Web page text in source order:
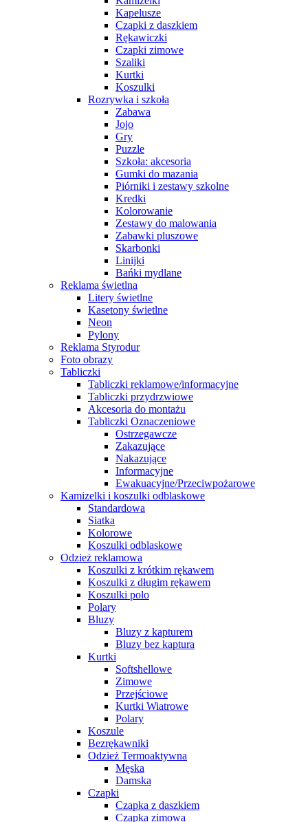
Kapelusze
Czapki z daszkiem
Rękawiczki
Czapki zimowe
Szaliki
Kurtki
Koszulki
Rozrywka i szkoła
Zabawa
Jojo
Gry
Puzzle
Szkoła: akcesoria
Gumki do mazania
Piórniki i zestawy szkolne
Kredki
Kolorowanie
Zestawy do malowania
Zabawki pluszowe
Skarbonki
Linijki
Bańki mydlane
Reklama świetlna
Litery świetlne
Kasetony świetlne
Neon
Pylony
Reklama Styrodur
Foto obrazy
Tabliczki
Tabliczki reklamowe/informacyjne
Tabliczki przydrzwiowe
Akcesoria do montażu
Tabliczki Oznaczeniowe
Ostrzegawcze
Zakazujące
Nakazujące
Informacyjne
Ewakuacyjne/Przeciwpożarowe
Kamizelki i koszulki odblaskowe
Standardowa
Siatka
Kolorowe
Koszulki odblaskowe
Odzież reklamowa
Koszulki z krótkim rękawem
Koszulki z długim rękawem
Koszulki polo
Polary
Bluzy
Bluzy z kapturem
Bluzy bez kaptura
Kurtki
Softshellowe
Zimowe
Przejściowe
Kurtki Wiatrowe
Polary
Koszule
Bezrękawniki
Odzież Termoaktywna
Męska
Damska
Czapki
Czapka z daszkiem
Czapka zimowa